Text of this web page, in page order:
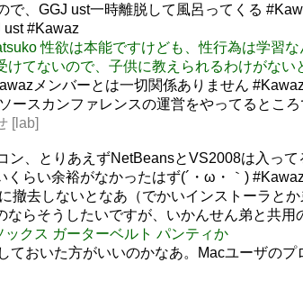
で、GGJ ust一時離脱して風呂ってくる
ust #Kawaz
性欲は本能ですけども、性行為は学習
てないので、子供に教えられるわけがない
メンバーとは一切関係ありません #Kawaz
ースカンファレンスの運営をやってるとこ
[lab]
ン、とりあえずNetBeansとVS2008は入
らい余裕がなかったはず(´・ω・｀) #Kawaz
撤去しないとなあ（でかいインストーラと
らそうしたいですが、いかんせん弟と共用
クス ガーターベルト パンティか
ておいた方がいいのかなあ。Macユーザの